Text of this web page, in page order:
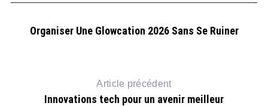
Organiser Une Glowcation 2026 Sans Se Ruiner
Article précédent
Innovations tech pour un avenir meilleur